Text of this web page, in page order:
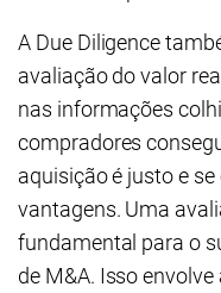
A Due Diligence
avaliação do valor
nas informações
compradores
aquisição é justo e
vantagens. Uma
fundamental para o
de M&A. Isso